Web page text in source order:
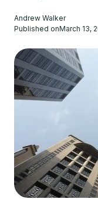
Andrew Walker
Published onMarch 13,